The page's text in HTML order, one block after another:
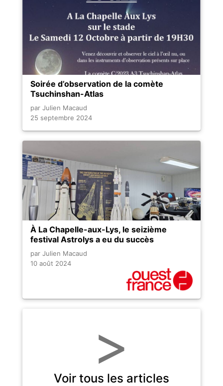
Soirée d’observation de la comète
Tsuchinshan-Atlas
par Julien Macaud
25 septembre 2024
À La Chapelle-aux-Lys, le seizième
festival Astrolys a eu du succès
par Julien Macaud
10 août 2024
>
Voir tous les articles